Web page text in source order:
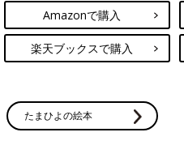
Amazonで購入
楽天ブックスで購入
たまひよの絵本